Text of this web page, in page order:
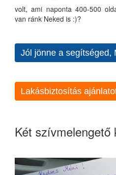
volt, ami naponta 400-500
van ránk Neked is :)?
Jól jönne a segítséged,
Lakásbiztosítás
Két szívmelengető